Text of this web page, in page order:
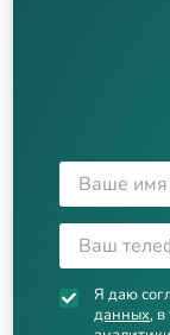
Я даю
данных,